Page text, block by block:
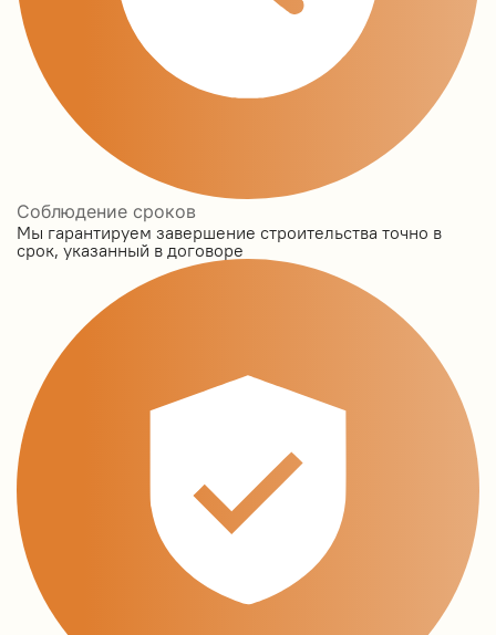
Соблюдение сроков
Мы гарантируем завершение строительства точно в
срок, указанный в договоре